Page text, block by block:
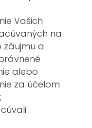
Vašich
na
záujmu a
alebo
za účelom